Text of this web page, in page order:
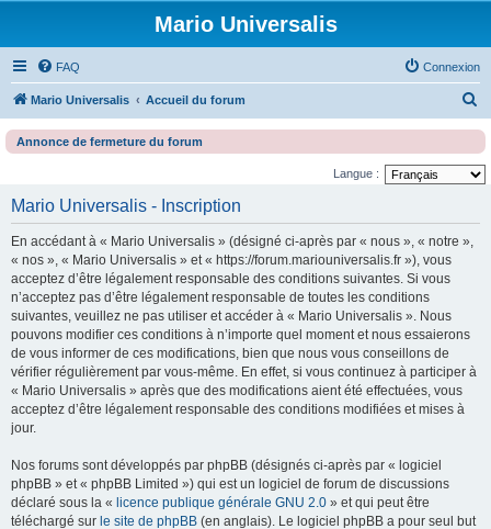
Mario Universalis
FAQ Connexion
Mario Universalis Accueil du forum
c
h
Annonce de fermeture du forum
Langue :
Mario Universalis - Inscription
En accédant à « Mario Universalis » (désigné ci-après par « nous », « notre »,
« nos », « Mario Universalis » et « https://forum.mariouniversalis.fr »), vous
acceptez d’être légalement responsable des conditions suivantes. Si vous
n’acceptez pas d’être légalement responsable de toutes les conditions
suivantes, veuillez ne pas utiliser et accéder à « Mario Universalis ». Nous
pouvons modifier ces conditions à n’importe quel moment et nous essaierons
de vous informer de ces modifications, bien que nous vous conseillons de
vérifier régulièrement par vous-même. En effet, si vous continuez à participer à
« Mario Universalis » après que des modifications aient été effectuées, vous
acceptez d’être légalement responsable des conditions modifiées et mises à
jour.
Nos forums sont développés par phpBB (désignés ci-après par « logiciel
phpBB » et « phpBB Limited ») qui est un logiciel de forum de discussions
déclaré sous la « licence publique générale GNU 2.0 » et qui peut être
téléchargé sur le site de phpBB (en anglais). Le logiciel phpBB a pour seul but